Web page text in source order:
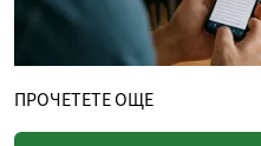
ПРОЧЕТЕТЕ ОЩЕ